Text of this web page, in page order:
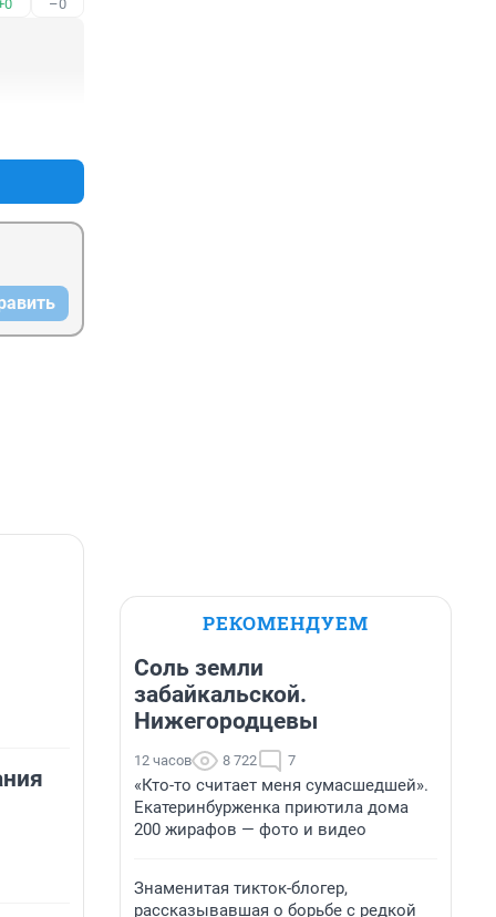
–0
РЕКОМЕНДУЕМ
Соль земли
забайкальской.
Нижегородцевы
12 часов 8 722 7
«Кто-то считает меня сумасшедшей».
Екатеринбурженка приютила дома
200 жирафов — фото и видео
Знаменитая тикток-блогер,
рассказывавшая о борьбе с редкой